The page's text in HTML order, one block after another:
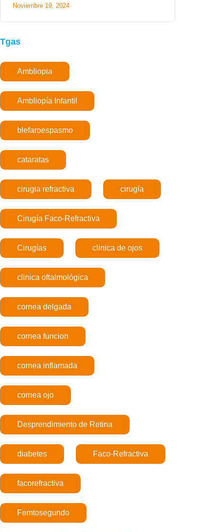
Noviembre 19, 2024
Tgas
Ambliopia
Ambliopía Infantil
blefaroespasmo
cataratas
cirugia refractiva cirugía
Cirugía Faco-Refractiva
Cirugías clinica de ojos
clinica oftalmológica
cornea delgada
cornea funcion
cornea inflamada
cornea ojo
Desprendimiento de Retina
diabetes Faco-Refractiva
facorefractiva
Femtosegundo